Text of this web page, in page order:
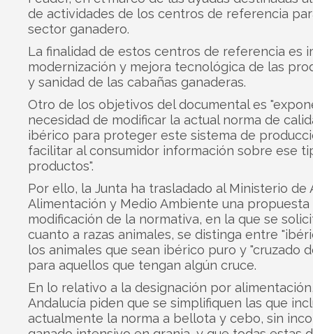
de actividades de los centros de referencia
sector ganadero.
La finalidad de estos centros de referencia es
modernización y mejora tecnológica de las
y sanidad de las cabañas ganaderas.
Otro de los objetivos del documental es
necesidad de modificar la actual norma de
ibérico para proteger este sistema de
facilitar al consumidor información sobre ese
productos".
Por ello, la Junta ha trasladado al Ministerio de
Alimentación y Medio Ambiente una propuesta
modificación de la normativa, en la que se
cuanto a razas animales, se distinga entre
los animales que sean ibérico puro y "cruzado
para aquellos que tengan algún cruce.
En lo relativo a la designación por
Andalucía piden que se simplifiquen las que
actualmente la norma a bellota y cebo, sin